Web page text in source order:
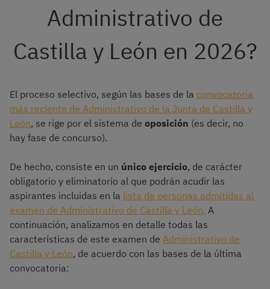
Administrativo de
Castilla y León en 2026?
El proceso selectivo, según las bases de la convocatoria
más reciente de Administrativo de la Junta de Castilla y
León, se rige por el sistema de oposición (es decir, no
hay fase de concurso).
De hecho, consiste en un único ejercicio, de carácter
obligatorio y eliminatorio al que podrán acudir las
aspirantes incluidas en la lista de personas admitidas al
examen de Administrativo de Castilla y León. A
continuación, analizamos en detalle todas las
características de este examen de Administrativo de
Castilla y León, de acuerdo con las bases de la última
convocatoria: